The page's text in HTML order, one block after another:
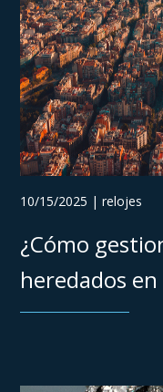
10/15/2025 | relojes
¿Cómo
heredados